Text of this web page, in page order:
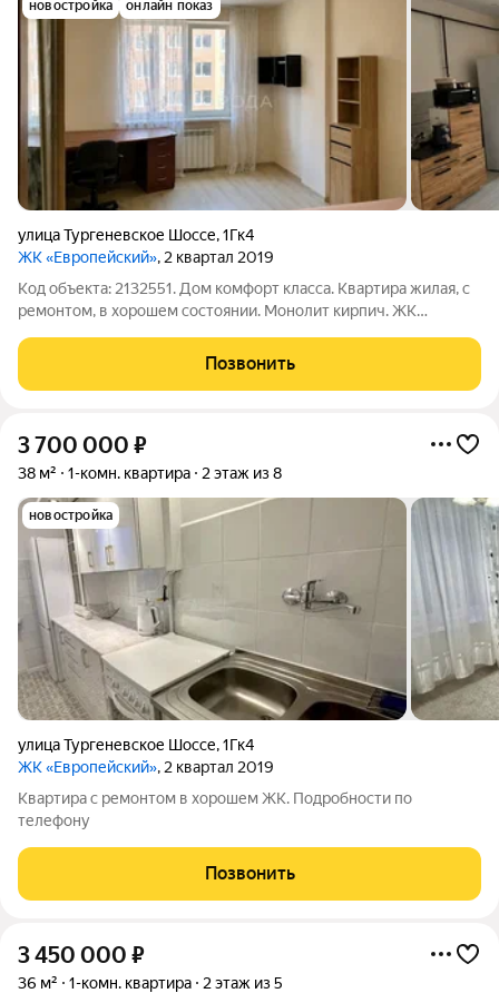
новостройка онлайн показ
улица Тургеневское Шоссе,1Гк4
ЖК «Европейский», 2 квартал 2019
Код объекта: 2132551. Дом комфорт класса. Квартира жилая, с
ремонтом, в хорошем состоянии. Монолит кирпич. ЖК
посёлке Яблоновском развитая инфраструктура с магазинами,
школами, больницами и
Позвонить
3 700 000 ₽
38 м² 1-комн. квартира 2 этаж из 8
новостройка
улица Тургеневское Шоссе,1Гк4
ЖК «Европейский», 2 квартал 2019
Квартира с ремонтом в хорошем ЖК. Подробности по
телефону
Позвонить
3 450 000 ₽
36 м² 1-комн. квартира 2 этаж из 5